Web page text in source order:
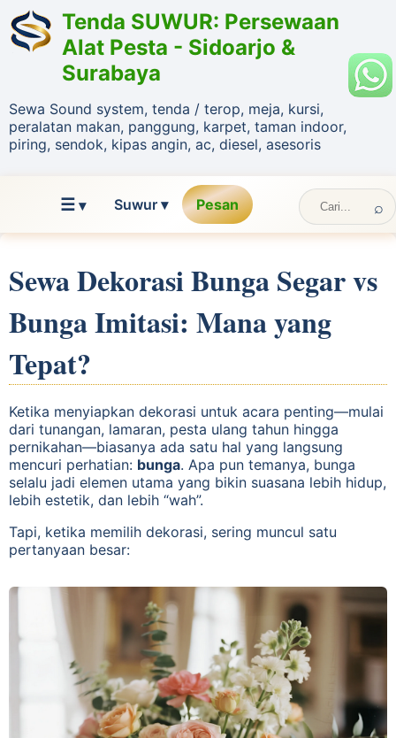
Tenda SUWUR: Persewaan
Alat Pesta - Sidoarjo &
Surabaya
Sewa Sound system, tenda / terop, meja, kursi,
peralatan makan, panggung, karpet, taman indoor,
piring, sendok, kipas angin, ac, diesel, asesoris
☰ ▾ Suwur ▾ Pesan
Sewa Dekorasi Bunga Segar vs
Bunga Imitasi: Mana yang
Tepat?
Ketika menyiapkan dekorasi untuk acara penting—mulai
dari tunangan, lamaran, pesta ulang tahun hingga
pernikahan—biasanya ada satu hal yang langsung
mencuri perhatian: bunga. Apa pun temanya, bunga
selalu jadi elemen utama yang bikin suasana lebih hidup,
lebih estetik, dan lebih “wah”.
Tapi, ketika memilih dekorasi, sering muncul satu
pertanyaan besar: